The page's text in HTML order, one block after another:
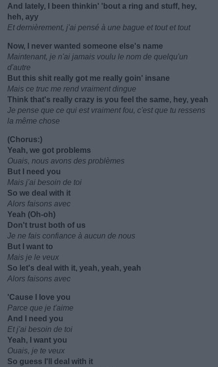
And lately, I been thinkin' 'bout a ring and stuff, hey,
heh, ayy
Et dernièrement, j'ai pensé à une bague et tout et tout
Now, I never wanted someone else's name
Maintenant, je n'ai jamais voulu le nom de quelqu'un
d'autre
But this shit really got me really goin' insane
Mais ce truc me rend vraiment dingue
Think that's really crazy is you feel the same, hey, yeah
Je pense que ce qui est vraiment fou, c'est que tu ressens
la même chose
(Chorus:)
Yeah, we got problems
Ouais, nous avons des problèmes
But I need you
Mais j'ai besoin de toi
So we deal with it
Alors faisons avec
Yeah (Oh-oh)
Don't trust both of us
Je ne fais confiance à aucun de nous
But I want to
Mais je le veux
So let's deal with it, yeah, yeah, yeah
Alors faisons avec
'Cause I love you
Parce que je t'aime
And I need you
Et j'ai besoin de toi
Yeah, I want you
Ouais, je te veux
So guess I'll deal with it